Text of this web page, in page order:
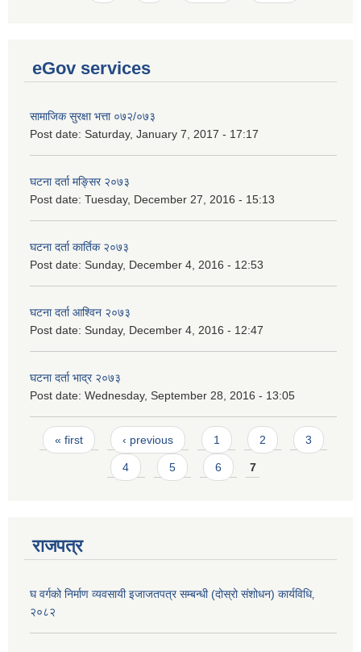
eGov services
सामाजिक सुरक्षा भत्ता ०७२/०७३
Post date: Saturday, January 7, 2017 - 17:17
घटना दर्ता मङ्सिर २०७३
Post date: Tuesday, December 27, 2016 - 15:13
घटना दर्ता कार्तिक २०७३
Post date: Sunday, December 4, 2016 - 12:53
घटना दर्ता आश्विन २०७३
Post date: Sunday, December 4, 2016 - 12:47
घटना दर्ता भाद्र २०७३
Post date: Wednesday, September 28, 2016 - 13:05
Pages
« first ‹ previous 1 2 3
4 5 6 7
राजपत्र
घ वर्गको निर्माण व्यवसायी इजाजतपत्र सम्बन्धी (दोस्रो संशोधन) कार्यविधि‚
२०८२